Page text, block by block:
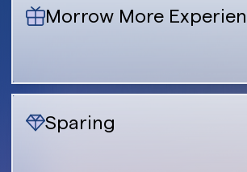
Morrow More
Sparing